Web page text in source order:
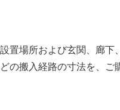
設置場所および玄関、廊下
どの搬入経路の寸法を、ご